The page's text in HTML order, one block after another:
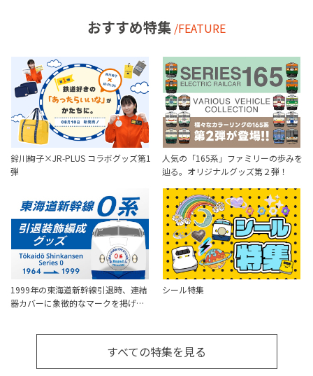
おすすめ特集 /FEATURE
鈴川絢子×JR-PLUS コラボグッズ第1
弾
人気の「165系」ファミリーの歩みを
辿る。オリジナルグッズ第２弾！
1999年の東海道新幹線引退時、連結
器カバーに象徴的なマークを掲げ…
シール特集
すべての特集を見る